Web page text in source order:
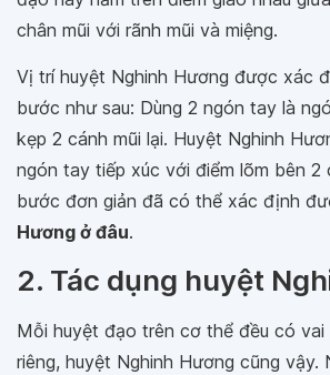
chân mũi với rãnh mũi và miệng.
Vị trí huyệt Nghinh Hương được xác
bước như sau: Dùng 2 ngón tay là
kẹp 2 cánh mũi lại. Huyệt Nghinh
ngón tay tiếp xúc với điểm lõm bên 2
bước đơn giản đã có thể xác định
Hương ở đâu.
2. Tác dụng huyệt
Mỗi huyệt đạo trên cơ thể đều có
riêng, huyệt Nghinh Hương cũng vậy.